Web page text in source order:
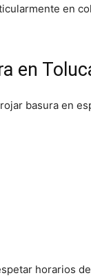
en
en
basura en
horarios